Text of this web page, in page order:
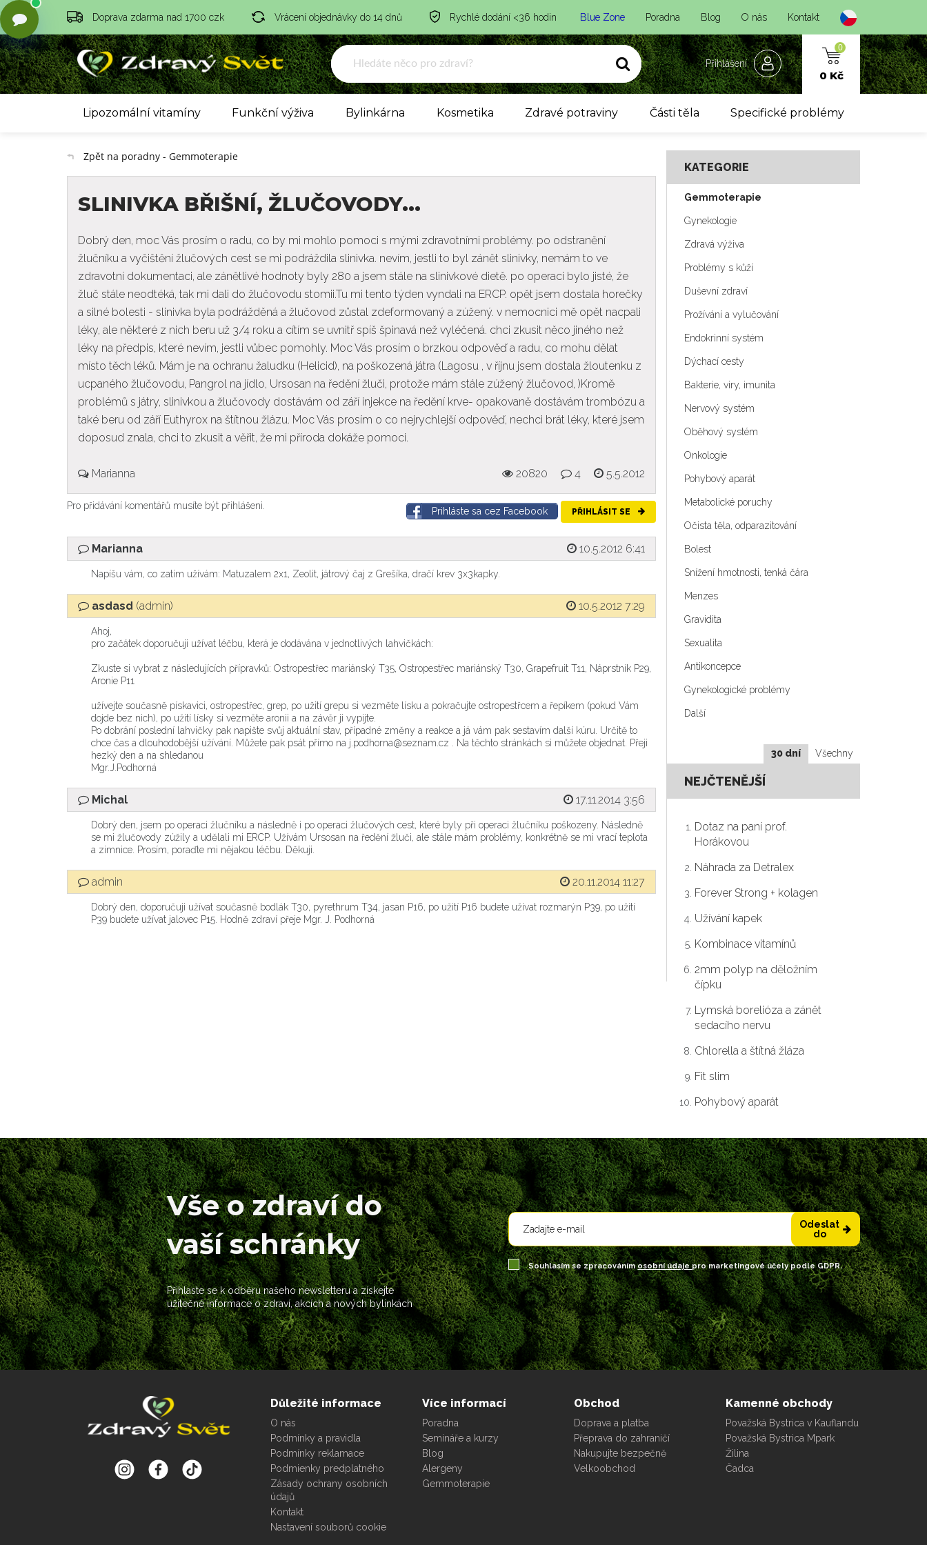
Doprava zdarma nad 1700 czk Vrácení objednávky do 14 dnů Rychlé dodání <36 hodin Blue Zone Poradna Blog O nás Kontakt
0
0 Kč
Přihlášení
Lipozomální vitamíny Funkční výživa Bylinkárna Kosmetika Zdravé potraviny Části těla Specifické problémy
Zpět na poradny - Gemmoterapie
SLINIVKA BŘIŠNÍ, ŽLUČOVODY...
Dobrý den, moc Vás prosím o radu, co by mi mohlo pomoci s mými zdravotními problémy. po odstranění
žlučníku a vyčištění žlučových cest se mi podráždila slinivka. nevím, jestli to byl zánět slinivky, nemám to ve
zdravotní dokumentaci, ale zánětlivé hodnoty byly 280 a jsem stále na slinivkové dietě. po operaci bylo jisté, že
žluč stále neodtéká, tak mi dali do žlučovodu stomii.Tu mi tento týden vyndali na ERCP. opět jsem dostala horečky
a silné bolesti - slinivka byla podrážděná a žlučovod zůstal zdeformovaný a zúžený. v nemocnici mě opět nacpali
léky, ale některé z nich beru už 3/4 roku a cítím se uvnitř spíš špinavá než vyléčená. chci zkusit něco jiného než
léky na předpis, které nevím, jestli vůbec pomohly. Moc Vás prosím o brzkou odpověď a radu, co mohu dělat
místo těch léků. Mám je na ochranu žaludku (Helicid), na poškozená játra (Lagosu , v říjnu jsem dostala žloutenku z
ucpaného žlučovodu, Pangrol na jídlo, Ursosan na ředění žluči, protože mám stále zúžený žlučovod, )Kromě
problémů s játry, slinivkou a žlučovody dostávám od září injekce na ředění krve- opakovaně dostávám trombózu a
také beru od září Euthyrox na štítnou žlázu. Moc Vás prosím o co nejrychlejší odpověď, nechci brát léky, které jsem
doposud znala, chci to zkusit a věřit, že mi příroda dokáže pomoci.
Marianna 20820 4 5.5.2012
Pro přidávání komentářů musíte být přihlášeni. Prihláste sa cez Facebook PŘIHLÁSIT SE
Marianna 10.5.2012 6:41
Napíšu vám, co zatím užívám: Matuzalem 2x1, Zeolit, játrový čaj z Grešíka, dračí krev 3x3kapky.
asdasd (admin) 10.5.2012 7:29
Ahoj,
pro začátek doporučuji užívat léčbu, která je dodávána v jednotlivých lahvičkách:
Zkuste si vybrat z následujících přípravků: Ostropestřec mariánský T35, Ostropestřec mariánský T30, Grapefruit T11, Náprstník P29,
Aronie P11
užívejte současně pískavici, ostropestřec, grep, po užití grepu si vezměte lísku a pokračujte ostropestřcem a řepíkem (pokud Vám
dojde bez nich), po užití lísky si vezměte aronii a na závěr ji vypijte.
Po dobrání poslední lahvičky pak napište svůj aktuální stav, případné změny a reakce a já vám pak sestavím další kúru. Určitě to
chce čas a dlouhodobější užívání. Můžete pak psát přímo na j.podhorna@seznam.cz . Na těchto stránkách si můžete objednat. Přeji
hezký den a na shledanou
Mgr.J.Podhorná
Michal 17.11.2014 3:56
Dobrý den, jsem po operaci žlučníku a následně i po operaci žlučových cest, které byly při operaci žlučníku poškozeny. Následně
se mi žlučovody zúžily a udělali mi ERCP. Užívám Ursosan na ředění žluči, ale stále mám problémy, konkrétně se mi vrací teplota
a zimnice. Prosím, poraďte mi nějakou léčbu. Děkuji.
admin 20.11.2014 11:27
Dobrý den, doporučuji užívat současně bodlák T30, pyrethrum T34, jasan P16, po užití P16 budete užívat rozmarýn P39, po užití
P39 budete užívat jalovec P15. Hodně zdraví přeje Mgr. J. Podhorná
KATEGORIE
Gemmoterapie
Gynekologie
Zdravá výživa
Problémy s kůží
Duševní zdraví
Prožívání a vylučování
Endokrinní systém
Dýchací cesty
Bakterie, viry, imunita
Nervový systém
Oběhový systém
Onkologie
Pohybový aparát
Metabolické poruchy
Očista těla, odparazitování
Bolest
Snížení hmotnosti, tenká čára
Menzes
Gravidita
Sexualita
Antikoncepce
Gynekologické problémy
Další
30 dní Všechny
NEJČTENĚJŠÍ
Dotaz na paní prof.
Horákovou
Náhrada za Detralex
Forever Strong + kolagen
Užívání kapek
Kombinace vitamínů
2mm polyp na děložním
čípku
Lymská borelióza a zánět
sedacího nervu
Chlorella a štítná žláza
Fit slim
Pohybový aparát
Vše o zdraví do
vaší schránky
Přihlaste se k odběru našeho newsletteru a získejte
užitečné informace o zdraví, akcích a nových bylinkách
Odeslat
do
Souhlasím se zpracovánímosobní údajepro marketingové účely podle GDPR.
Důležité informace
O nás
Podmínky a pravidla
Podmínky reklamace
Podmienky predplatného
Zásady ochrany osobních
údajů
Kontakt
Nastavení souborů cookie
Více informací
Poradna
Semináře a kurzy
Blog
Alergeny
Gemmoterapie
Obchod
Doprava a platba
Přeprava do zahraničí
Nakupujte bezpečně
Velkoobchod
Kamenné obchody
Považská Bystrica v Kauflandu
Považská Bystrica Mpark
Žilina
Čadca